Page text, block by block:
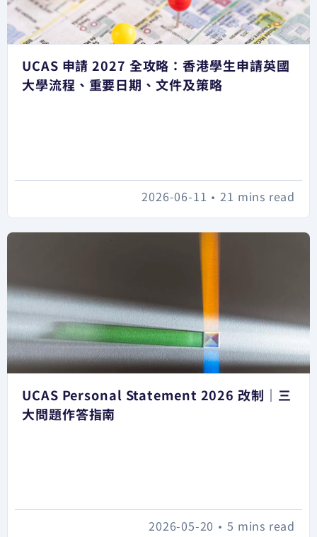
UCAS 申請 2027 全攻略：香港學生申請英國
大學流程、重要日期、文件及策略
21 mins read
•
2026-06-11
UCAS Personal Statement 2026 改制｜三
大問題作答指南
5 mins read
•
2026-05-20